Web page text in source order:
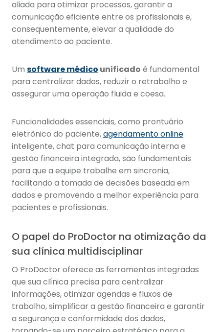
aliada para otimizar processos, garantir a
comunicação eficiente entre os profissionais e,
consequentemente, elevar a qualidade do
atendimento ao paciente.
Um software médico unificado é fundamental
para centralizar dados, reduzir o retrabalho e
assegurar uma operação fluida e coesa.
Funcionalidades essenciais, como prontuário
eletrônico do paciente,agendamento online
inteligente, chat para comunicação interna e
gestão financeira integrada, são fundamentais
para que a equipe trabalhe em sincronia,
facilitando a tomada de decisões baseada em
dados e promovendo a melhor experiência para
pacientes e profissionais.
O papel do ProDoctor na otimização da
sua clínica multidisciplinar
O ProDoctor oferece as ferramentas integradas
que sua clínica precisa para centralizar
informações, otimizar agendas e fluxos de
trabalho, simplificar a gestão financeira e garantir
a segurança e conformidade dos dados,